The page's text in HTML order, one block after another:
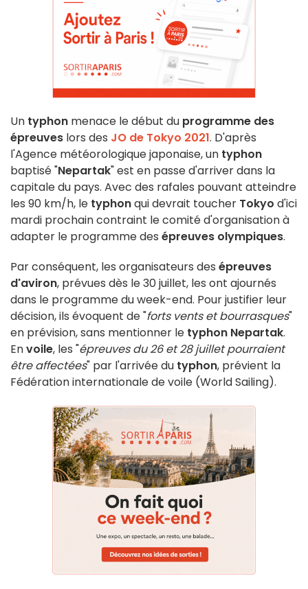
Un typhon menace le début du programme des
épreuves lors des JO de Tokyo 2021. D'après
l'Agence météorologique japonaise, un typhon
baptisé "Nepartak" est en passe d'arriver dans la
capitale du pays. Avec des rafales pouvant atteindre
les 90 km/h, le typhonqui devrait toucher Tokyo d'ici
mardi prochain contraint le comité d'organisation à
adapter le programme des épreuves olympiques.
Par conséquent, les organisateurs des épreuves
d'aviron, prévues dès le 30 juillet, les ont ajournés
dans le programme du week-end. Pour justifier leur
décision, ils évoquent de "forts vents et bourrasques"
en prévision, sans mentionner le typhon Nepartak.
Envoile, les "épreuves du 26 et 28 juillet pourraient
être affectées" par l'arrivée du typhon, prévient la
Fédération internationale de voile (World Sailing).